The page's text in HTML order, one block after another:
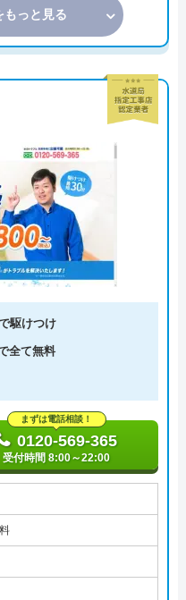
もっと見る
駆けつけ
全て無料
まずは電話相談！
0120-569-365
受付時間 8:00～22:00